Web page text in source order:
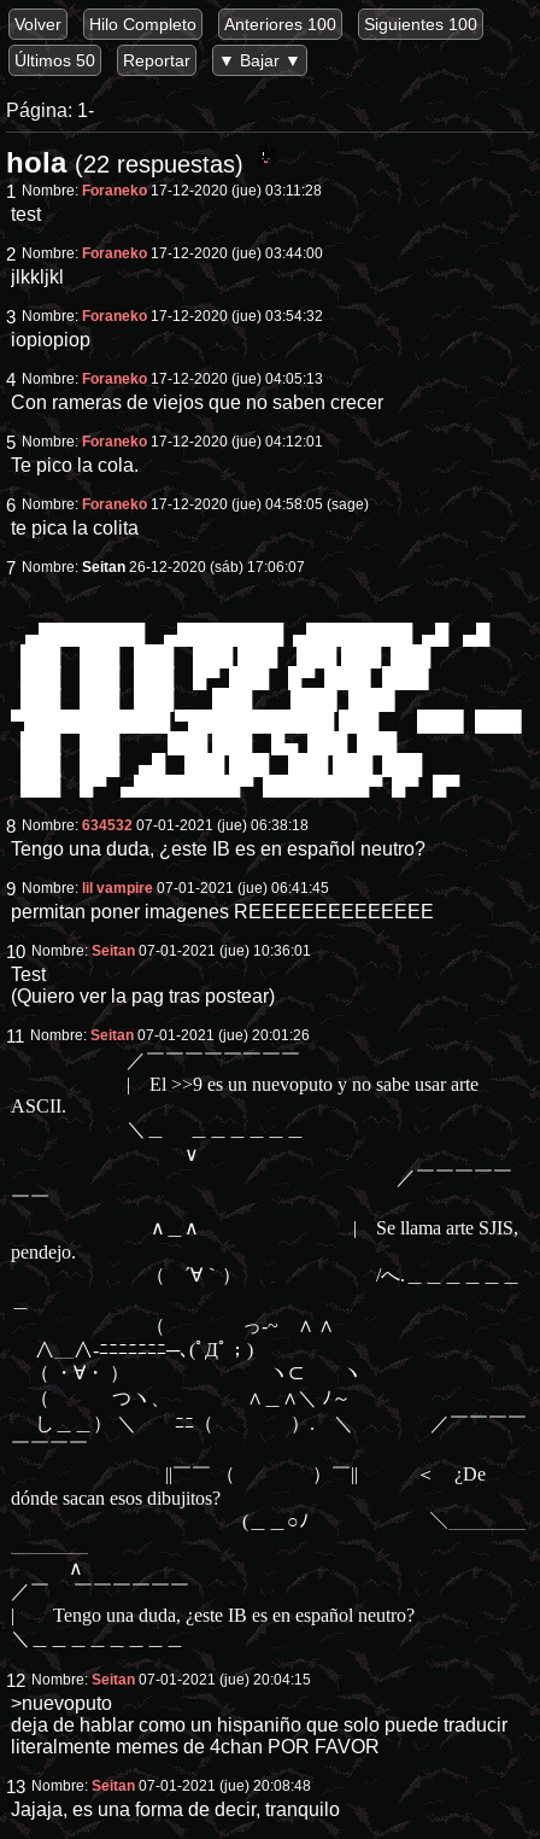
Volver Hilo Completo Anteriores 100
Siguientes 100
Últimos 50
Reportar ▼ Bajar ▼
Página: 1-
hola(22 respuestas)
1 Nombre: Foraneko 17-12-2020 (jue) 03:11:28
test
2 Nombre: Foraneko 17-12-2020 (jue) 03:44:00
jlkkljkl
3 Nombre: Foraneko 17-12-2020 (jue) 03:54:32
iopiopiop
4 Nombre: Foraneko 17-12-2020 (jue) 04:05:13
Con rameras de viejos que no saben crecer
5 Nombre:Foraneko 17-12-2020 (jue) 04:12:01
Te pico la cola.
6 Nombre: Foraneko 17-12-2020 (jue) 04:58:05 (sage)
te pica la colita
7 Nombre:Seitan 26-12-2020 (sáb) 17:06:07
▄████████ ▄████████ ▄████████ ▄█ ▄█
███ ███ ███ ███ ███ ███ ███ ███
███ ███ ███ █▀ ███ █▀ ███▌ ███▌
███ ███ ███ ███ ███▌ ███▌
▀███████████ ▀███████████ ███ ███▌ ███▌
███ ███ ███ ███ █▄ ███ ███
███ ███ ▄█ ███ ███ ███ ███ ███
███ █▀ ▄████████▀ ████████▀ █▀ █▀
8 Nombre:634532 07-01-2021 (jue) 06:38:18
Tengo una duda, ¿este IB es en español neutro?
9 Nombre: lil vampire 07-01-2021 (jue) 06:41:45
permitan poner imagenes REEEEEEEEEEEEEE
10 Nombre:Seitan 07-01-2021 (jue) 10:36:01
Test
(Quiero ver la pag tras postear)
11 Nombre:Seitan 07-01-2021 (jue) 20:01:26
／￣￣￣￣￣￣￣￣
| El >>9es un nuevoputo y no sabe usar arte
ASCII.
＼＿ ＿＿＿＿＿＿
∨
／￣￣￣￣￣
￣￣
∧＿∧ | Se llama arte SJIS,
pendejo.
（ ´∀｀） /へ.＿＿＿＿＿＿
＿
（ っ-~ ∧ ∧
∧＿∧-ﾆﾆﾆﾆﾆﾆﾆ─､(ﾟДﾟ；)
（ ・∀・ ） ヽ⊂ ヽ
（ つヽ、 ∧＿∧＼ ﾉ～
し＿＿） ＼ ﾆﾆ（ ）. ＼ ／￣￣￣￣
￣￣￣￣
||￣￣ （ ）￣|| ＜ ¿De
dónde sacan esos dibujitos?
(＿＿○ﾉ ＼＿＿＿＿
＿＿＿＿
∧
／￣ ￣￣￣￣￣￣
| Tengo una duda, ¿este IB es en español neutro?
＼＿＿＿＿＿＿＿＿
12 Nombre:Seitan 07-01-2021 (jue) 20:04:15
>nuevoputo
deja de hablar como un hispaniño que solo puede traducir
literalmente memes de 4chan POR FAVOR
13 Nombre:Seitan 07-01-2021 (jue) 20:08:48
Jajaja, es una forma de decir, tranquilo